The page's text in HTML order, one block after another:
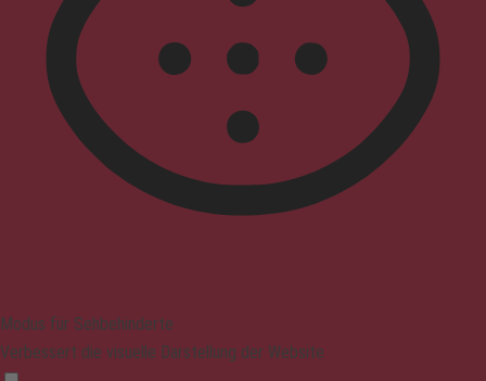
Modus für Sehbehinderte
Verbessert die visuelle Darstellung der Website